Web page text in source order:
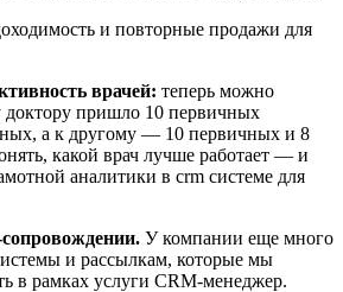
врачей: теперь можно
доктору пришло 10 первичных
а к другому — 10 первичных и 8
какой врач лучше работает — и
аналитики в crm системе для
У компании еще много
и рассылкам, которые мы
в рамках услуги CRM-менеджер.